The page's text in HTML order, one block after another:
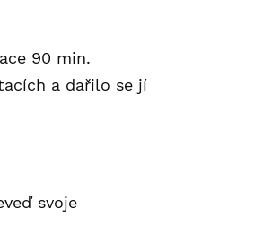
90 min.
a dařilo se jí
svoje